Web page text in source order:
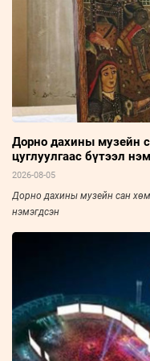
Дорно дахины музейн
цуглуулгаас бүтээл
2026-08-05
Дорно дахины музейн сан
нэмэгдсэн